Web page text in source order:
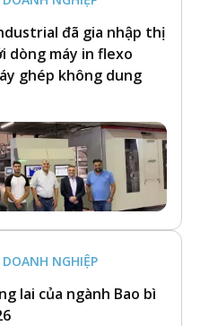
đã gia nhập thị
dòng máy in flexo
ghép không dung
NGHIỆP
lai của ngành Bao bì